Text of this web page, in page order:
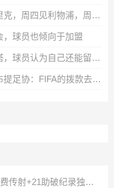
阿劳霍外租时间线：周二会面弗里克，周四见利物浦，周五晚间敲定
球员也倾向于加盟
世体：亚特兰大联考虑引进莫拉塔，球员认为自己还能留在顶级联赛
记者社媒晒破败训练场，抨击吉布提足协：FIFA的拨款去哪里了？
第3收官！曼联3-0双杀布莱顿B费传射+21助破纪录独享英超助攻王